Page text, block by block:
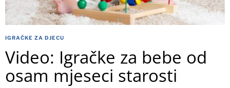
IGRAČKE ZA DJECU
Video: Igračke za bebe od
osam mjeseci starosti